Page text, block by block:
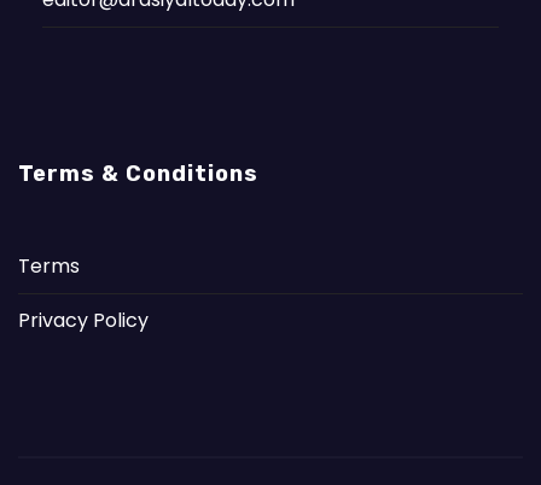
Terms & Conditions
Terms
Privacy Policy